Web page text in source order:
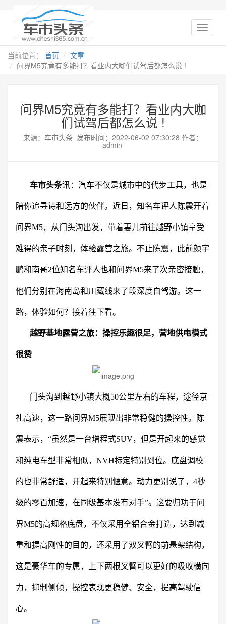
当前位置： 首页
文章
问界M5究竟有多能打？看业内大咖们试驾后都怎么说 !
问界M5究竟有多能打？看业内大咖
们试驾后都怎么说 !
来源：车市头条 发布时间：2022-06-02 07:30:28 作者：
admin
车市头条讯：汽车不仅是城市中的代步工具，也是
陪你追寻诗和远方的伙伴。近日，知名车评人陈震开着
问界M5，从门头沟出发，带着妻儿前往越野小镇享受
难得的亲子时刻，体验露营之旅。不止陈震，此前颜宇
鹏和南哥2位知名车评人也和问界M5来了次亲密接触，
他们分别在海南岛和川藏线来了段深度自驾游。这一
路，体验如何？接着往下看。
越野基地露营之旅：操控乐趣很足，营地供电模式
很赞
门头沟到越野小镇大概50公里左右的车程，途径京
礼高速，这一路问界M5展现出非常稳健的操控性。陈
震表示，“虽然是一台增程式SUV，但是开起来的感觉
和纯电车型非常相似，NVH标定特别到位。底盘调校
的也非常舒适，开起来特别惬意。动力更别说了，4秒
级的零百加速，在同级基本没有对手”。这要归功于问
界M5的高规格底盘，不仅采用全铝合金打造，达到减
重和提高刚性的目的，还采用了双叉臂的前悬架结构，
这是豪华车的专属，上下两根叉臂可以更好的吸收横向
力，抑制侧倾，操控表现更稳健、安全，提高驾驶信
心。